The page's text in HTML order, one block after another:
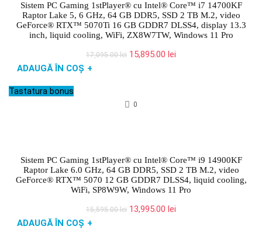
Sistem PC Gaming 1stPlayer® cu Intel® Core™ i7 14700KF
Raptor Lake 5, 6 GHz, 64 GB DDR5, SSD 2 TB M.2, video
GeForce® RTX™ 5070Ti 16 GB GDDR7 DLSS4, display 13.3
inch, liquid cooling, WiFi, ZX8W7TW, Windows 11 Pro
17,095.00lei Prețul
15,895.00 lei
ADAUGĂ ÎN COȘ +
Tastatura bonus
0
Sistem PC Gaming 1stPlayer® cu Intel® Core™ i9 14900KF
Raptor Lake 6.0 GHz, 64 GB DDR5, SSD 2 TB M.2, video
GeForce® RTX™ 5070 12 GB GDDR7 DLSS4, liquid cooling,
WiFi, SP8W9W, Windows 11 Pro
15,595.00lei Prețul
13,995.00 lei
ADAUGĂ ÎN COȘ +